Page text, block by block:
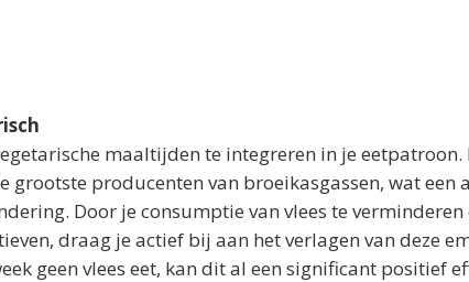
maaltijden te integreren in je eetpatroon.
grootste producenten van broeikasgassen, wat een
Door je consumptie van vlees te verminderen
draag je actief bij aan het verlagen van deze
geen vlees eet, kan dit al een significant positief